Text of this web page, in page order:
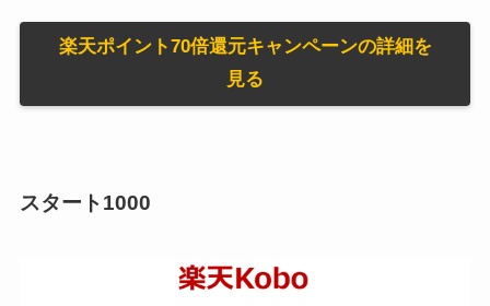
楽天ポイント70倍還元キャンペーンの詳細を
見る
スタート1000